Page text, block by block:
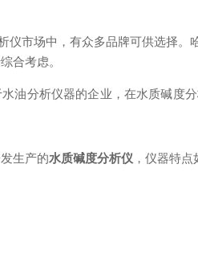
仪市场中，有众多品牌可供选择
合考虑。
油分析仪器的企业，在水质碱度
生产的水质碱度分析仪 ，仪器特点